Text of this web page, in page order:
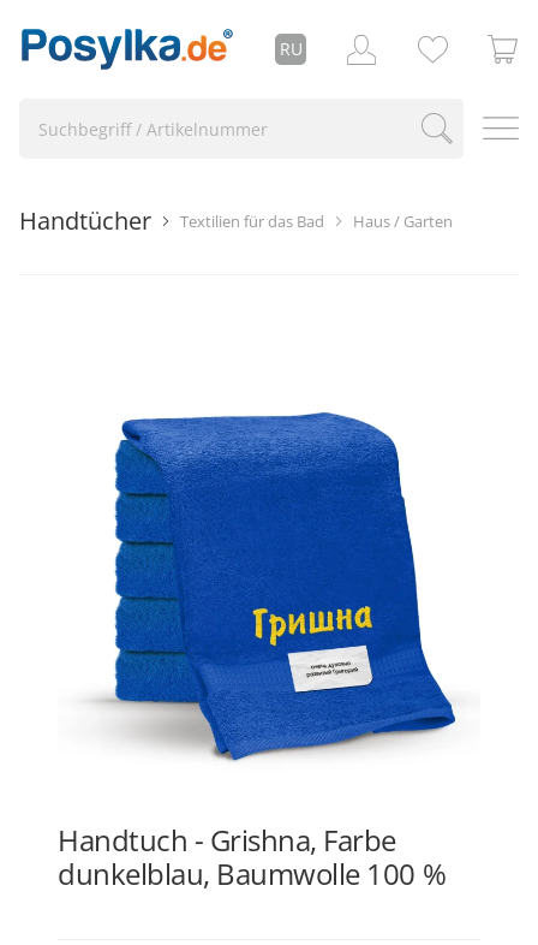
RU
Haus / Garten
Textilien für das Bad
Handtücher
Handtuch - Grishna, Farbe
dunkelblau, Baumwolle 100 %